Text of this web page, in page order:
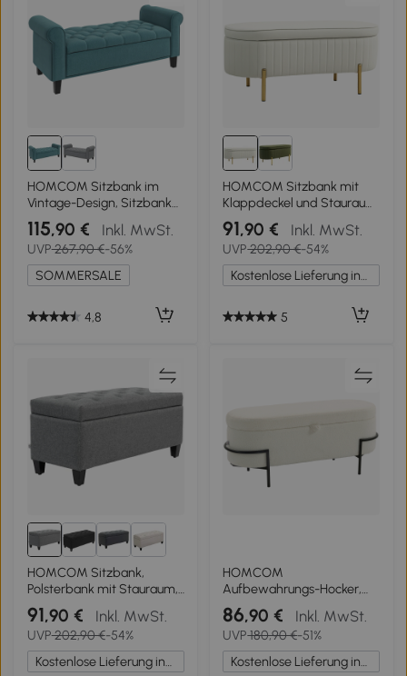
HOMCOM Sitzbank im
Vintage-Design, Sitzbank
mit Stauraum, Samtoptik,
Grün
115,90 € Inkl. MwSt.
UVP267,90 €-56%
SOMMERSALE
4,8
HOMCOM Sitzbank mit
Klappdeckel und Stauraum,
Stoffbezug, Metall,
Cremeweiß+Golden
91,90 € Inkl. MwSt.
UVP202,90 €-54%
Kostenlose Lieferung innerhalb Deutschlands
5
HOMCOM Sitzbank,
Polsterbank mit Stauraum,
leinenartiges Polyester,
Kautschukholz, 100 x 40 x
44 cm, Hellgrau
91,90 € Inkl. MwSt.
UVP202,90 €-54%
Kostenlose Lieferung innerhalb Deutschlands
HOMCOM
Aufbewahrungs-Hocker,
Sitzhocker mit Deckel und
Stauraum, Stahlbeine,
Polsterhocker mit Fleece-
Bezug, Cremeweiß
86,90 € Inkl. MwSt.
UVP180,90 €-51%
Kostenlose Lieferung innerhalb Deutschlands